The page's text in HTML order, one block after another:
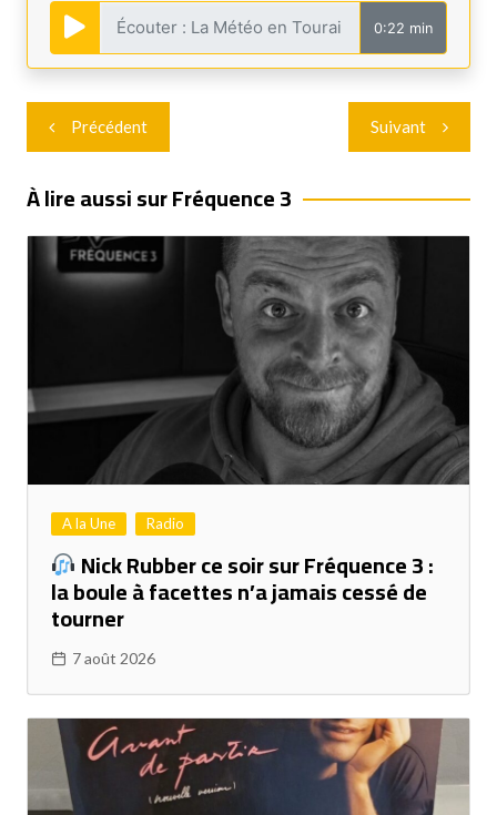
0:22 min
Navigation
de
l’article
Précédent Suivant
À lire aussi sur Fréquence 3
A la Une Radio
Nick Rubber ce soir sur Fréquence 3 :
la boule à facettes n’a jamais cessé de
tourner
7 août 2026